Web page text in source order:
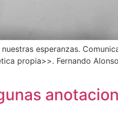
esperanzas.
propia>>. Fernando Alonso